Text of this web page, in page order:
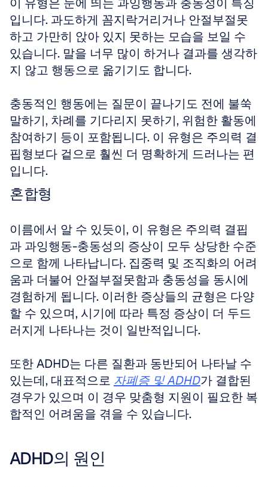
입니다. 과도하게 꼼지락거리거나 안절부절못
하고 가만히 앉아 있지 못하는 모습을 보일 수
있습니다. 말을 너무 많이 하거나 결과를 생각하
지 않고 행동으로 옮기기도 합니다.
충동적인 행동에는 질문이 끝나기도 전에 불쑥
말하기, 차례를 기다리지 못하기, 위험한 활동에
참여하기 등이 포함됩니다. 이 유형은 주의력 결
핍형보다 겉으로 훨씬 더 명확하게 드러나는 편
입니다.
혼합형
이름에서 알 수 있듯이, 이 유형은 주의력 결핍
과 과잉행동-충동성의 증상이 모두 상당한 수준
으로 함께 나타납니다. 집중력 및 조직화의 어려
움과 더불어 안절부절못함과 충동성을 동시에
경험하게 됩니다. 이러한 증상들의 균형은 다양
할 수 있으며, 시기에 따라 특정 증상이 더 두드
러지게 나타나는 것이 일반적입니다.
또한 ADHD는 다른 질환과 동반되어 나타날 수
있는데, 대표적으로 자폐증 및 ADHD가 결합된
경우가 있으며 이 경우 맞춤형 지원이 필요한 복
합적인 어려움을 겪을 수 있습니다.
ADHD의 원인